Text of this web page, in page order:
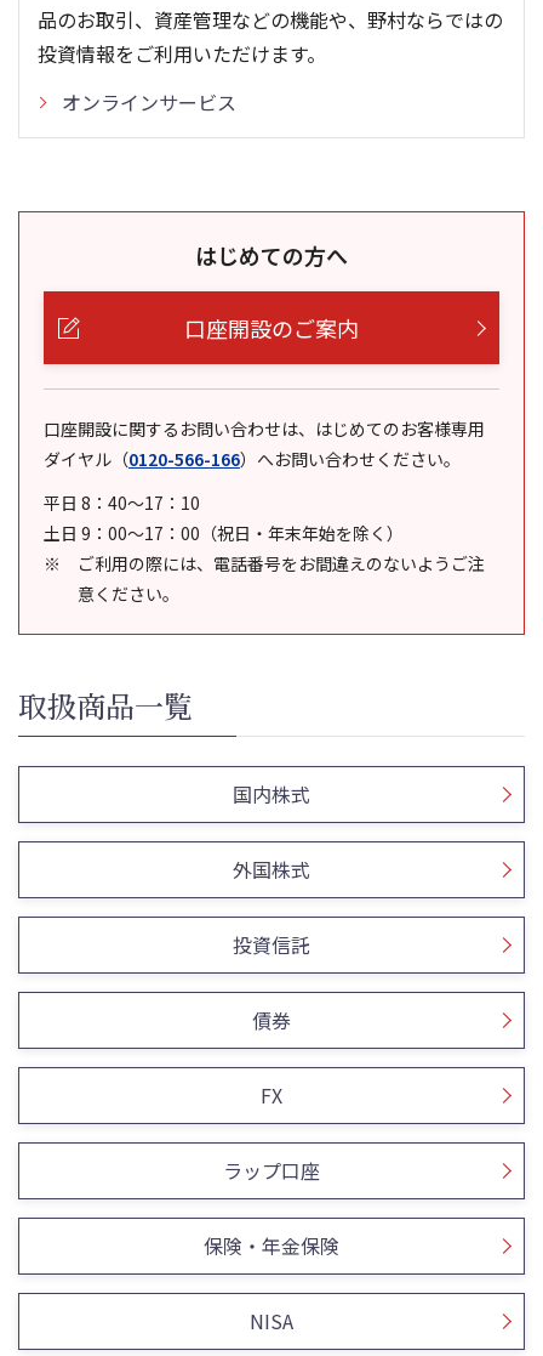
品のお取引、資産管理などの機能や、野村ならではの
投資情報をご利用いただけます。
オンラインサービス
はじめての方へ
口座開設のご案内
口座開設に関するお問い合わせは、はじめてのお客様専用
ダイヤル （0120-566-166） へお問い合わせください。
平日 8：40～17：10
土日 9：00～17：00（祝日・年末年始を除く）
ご利用の際には、電話番号をお間違えのないようご注
意ください。
取扱商品一覧
国内株式
外国株式
投資信託
債券
FX
ラップ口座
保険・年金保険
NISA